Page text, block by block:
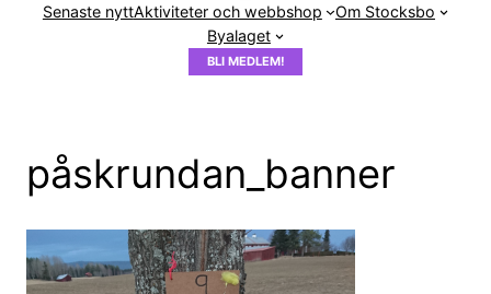
Senaste nyttAktiviteter och webbshop
Om Stocksbo
Byalaget
BLI MEDLEM!
påskrundan_banner